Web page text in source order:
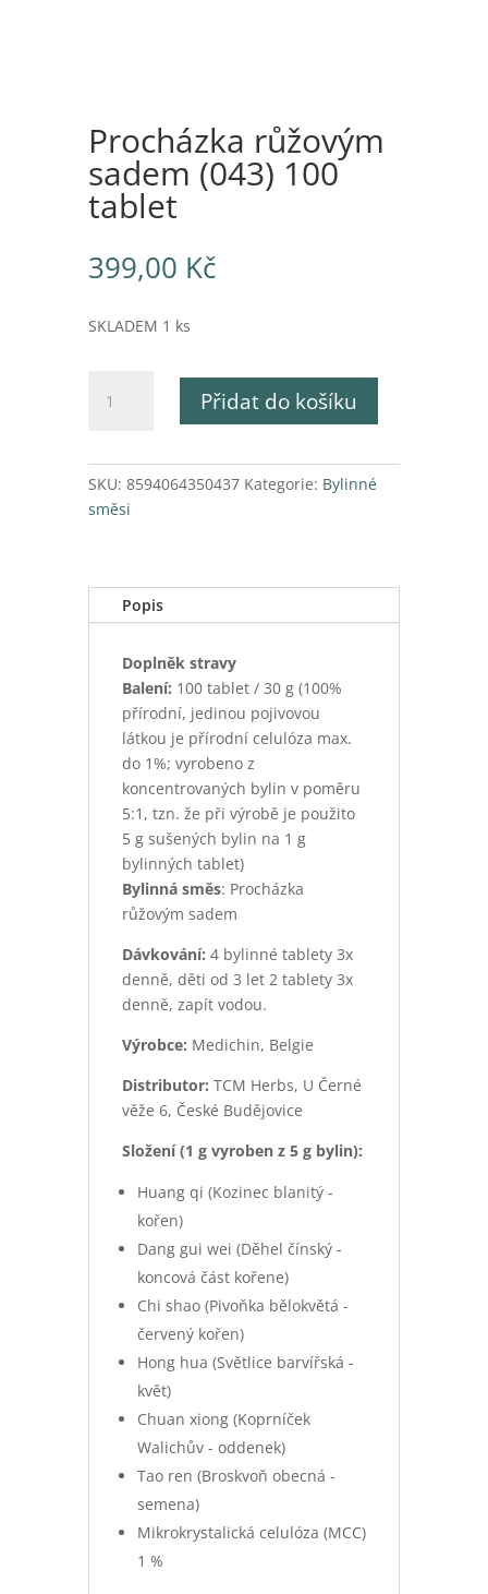
Procházka růžovým
sadem (043) 100
tablet
399,00 Kč
SKLADEM 1 ks
růžovým
100
tablet
Přidat do košíku
SKU: 8594064350437 Kategorie: Bylinné
směsi
Popis
Doplněk stravy
Balení: 100 tablet / 30 g (100%
přírodní, jedinou pojivovou
látkou je přírodní celulóza max.
do 1%; vyrobeno z
koncentrovaných bylin v poměru
5:1, tzn. že při výrobě je použito
5 g sušených bylin na 1 g
bylinných tablet)
Bylinná směs: Procházka
růžovým sadem
Dávkování: 4 bylinné tablety 3x
denně, děti od 3 let 2 tablety 3x
denně, zapít vodou.
Výrobce: Medichin, Belgie
Distributor: TCM Herbs, U Černé
věže 6, České Budějovice
Složení (1 g vyroben z 5 g bylin):
Huang qi (Kozinec blanitý -
kořen)
Dang gui wei (Děhel čínský -
koncová část kořene)
Chi shao (Pivoňka bělokvětá -
červený kořen)
Hong hua (Světlice barvířská -
květ)
Chuan xiong (Koprníček
Walichův - oddenek)
Tao ren (Broskvoň obecná -
semena)
Mikrokrystalická celulóza (MCC)
1 %